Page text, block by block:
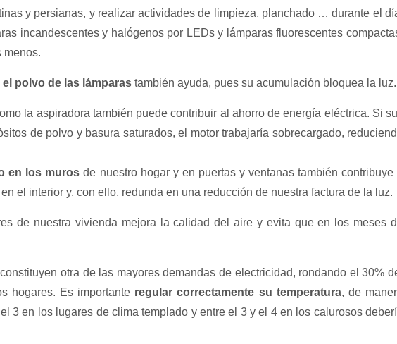
y persianas, y realizar actividades de limpieza, planchado … durante el
incandescentes y halógenos por LEDs y lámparas fluorescentes
menos.
polvo de las lámparas también ayuda, pues su acumulación bloquea la luz.
la aspiradora también puede contribuir al ahorro de energía eléctrica. Si
de polvo y basura saturados, el motor trabajaría sobrecargado,
en los muros de nuestro hogar y en puertas y ventanas también contribuye
el interior y, con ello, redunda en una reducción de nuestra factura de la luz.
de nuestra vivienda mejora la calidad del aire y evita que en los meses
otra de las mayores demandas de electricidad, rondando el 30%
hogares. Es importante regular correctamente su temperatura, de
3 en los lugares de clima templado y entre el 3 y el 4 en los calurosos